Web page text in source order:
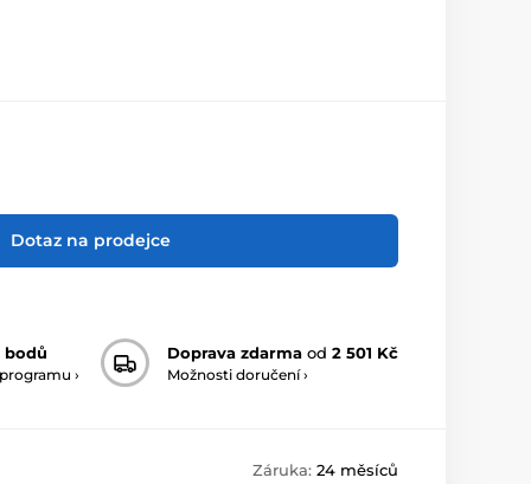
Dotaz na prodejce
bodů
›
Doprava zdarma od 2 501 Kč
Možnosti doručení ›
Záruka: 24 měsíců